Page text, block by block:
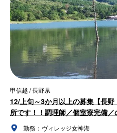
甲信越 / 長野県
12/上旬～3か月以上の募集【長
所です！！調理師／個室寮完備／
勤務： ヴィレッジ女神湖